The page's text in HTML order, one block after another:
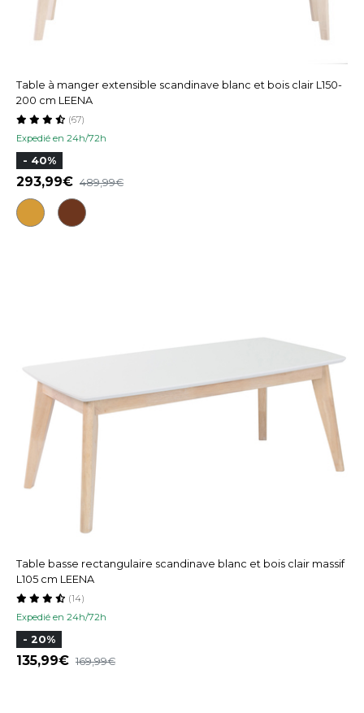
Table à manger extensible scandinave blanc et bois clair L150-
200 cm LEENA
Expedié en 24h/72h
(67)
- 40%
293,99 489,99
Table basse rectangulaire scandinave blanc et bois clair massif
L105 cm LEENA
Expedié en 24h/72h
(14)
- 20%
135,99 169,99